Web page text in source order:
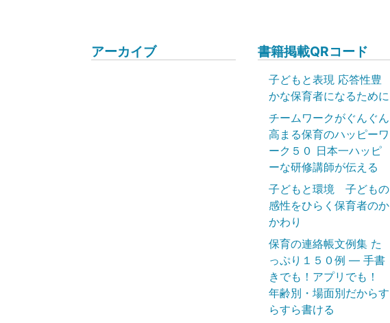
アーカイブ 書籍掲載QRコード
子どもと表現 応答性豊
かな保育者になるために
チームワークがぐんぐん
高まる保育のハッピーワ
ーク５０ 日本一ハッピ
ーな研修講師が伝える
子どもと環境 子どもの
感性をひらく保育者のか
かわり
保育の連絡帳文例集 た
っぷり１５０例 ― 手書
きでも！アプリでも！
年齢別・場面別だからす
らすら書ける